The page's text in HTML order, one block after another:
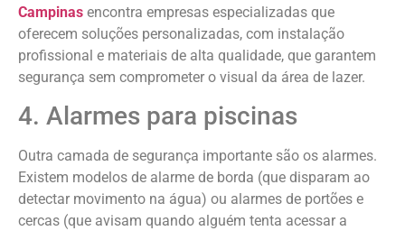
Campinas encontra empresas especializadas que
oferecem soluções personalizadas, com instalação
profissional e materiais de alta qualidade, que garantem
segurança sem comprometer o visual da área de lazer.
4. Alarmes para piscinas
Outra camada de segurança importante são os alarmes.
Existem modelos de alarme de borda (que disparam ao
detectar movimento na água) ou alarmes de portões e
cercas (que avisam quando alguém tenta acessar a